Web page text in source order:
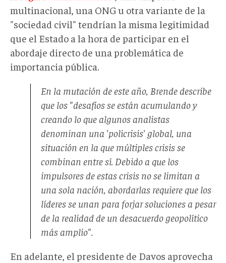
multinacional, una ONG u otra variante de la
"sociedad civil" tendrían la misma legitimidad
que el Estado a la hora de participar en el
abordaje directo de una problemática de
importancia pública.
En la mutación de este año, Brende describe
que los "desafíos se están acumulando y
creando lo que algunos analistas
denominan una 'policrisis' global, una
situación en la que múltiples crisis se
combinan entre sí. Debido a que los
impulsores de estas crisis no se limitan a
una sola nación, abordarlas requiere que los
líderes se unan para forjar soluciones a pesar
de la realidad de un desacuerdo geopolítico
más amplio".
En adelante, el presidente de Davos aprovecha